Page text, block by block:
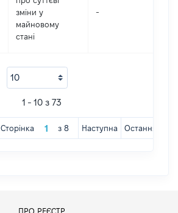
зміни y
майновому
стані
-
1 - 10 з 73
Сторінка з 8 Наступна Остання
ПРО РЕЄСТР